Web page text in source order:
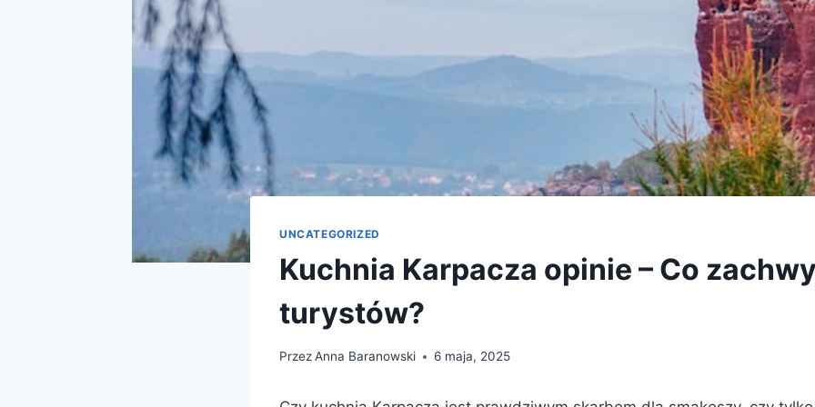
UNCATEGORIZED
Kuchnia Karpacza opinie – Co
turystów?
PrzezAnna Baranowski 6 maja, 2025